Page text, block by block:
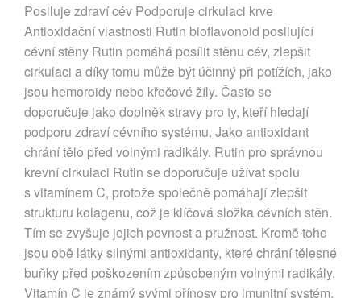
Posiluje zdraví cév Podporuje cirkulaci krve
Antioxidační vlastnosti Rutin bioflavonoid posilující
cévní stěny Rutin pomáhá posílit stěnu cév, zlepšit
cirkulaci a díky tomu může být účinný při potížích, jako
jsou hemoroidy nebo křečové žíly. Často se
doporučuje jako doplněk stravy pro ty, kteří hledají
podporu zdraví cévního systému. Jako antioxidant
chrání tělo před volnými radikály. Rutin pro správnou
krevní cirkulaci Rutin se doporučuje užívat spolu
s vitamínem C, protože společně pomáhají zlepšit
strukturu kolagenu, což je klíčová složka cévních stěn.
Tím se zvyšuje jejich pevnost a pružnost. Kromě toho
jsou obě látky silnými antioxidanty, které chrání tělesné
buňky před poškozením způsobeným volnými radikály.
Vitamín C je známý svými přínosy pro imunitní systém.